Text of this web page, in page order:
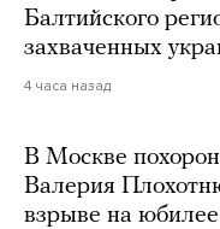
Балтийского
захваченных
4 часа назад
В Москве
Валерия
взрыве на